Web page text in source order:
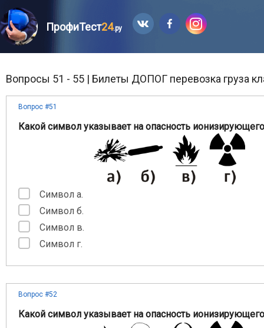
ПрофиТест24.ру
Вопросы 51 - 55 | Билеты ДОПОГ перевозка груза
Вопрос #51
Какой символ указывает на опасность
Символ а.
Символ б.
Символ в.
Символ г.
Вопрос #52
Какой символ указывает на опасность